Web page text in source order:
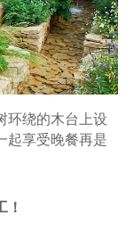
环绕的木台上设
起享受晚餐再是
！